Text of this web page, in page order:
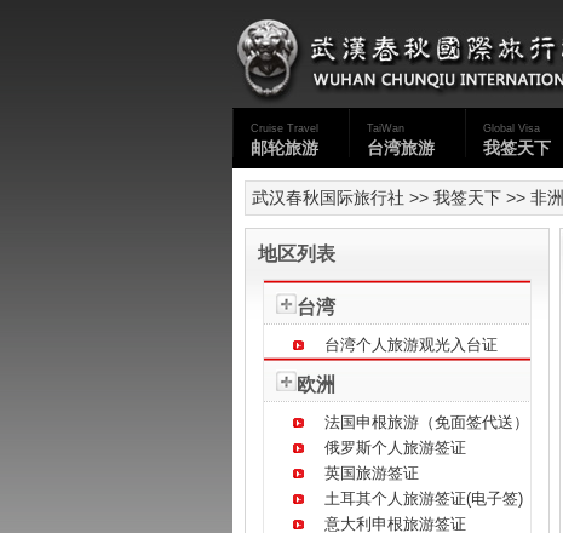
Cruise Travel
邮轮旅游
TaiWan
台湾旅游
Global Visa
我签天下
武汉春秋国际旅行社 >> 我签天下 >> 非洲
地区列表
台湾
台湾个人旅游观光入台证
欧洲
法国申根旅游（免面签代送）
俄罗斯个人旅游签证
英国旅游签证
土耳其个人旅游签证(电子签)
意大利申根旅游签证